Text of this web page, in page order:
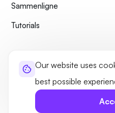
Our website uses
best possible
Sammenligne
Tutorials
Privacy PolicyLegalSitemap
©2026 UltaHost - All rights